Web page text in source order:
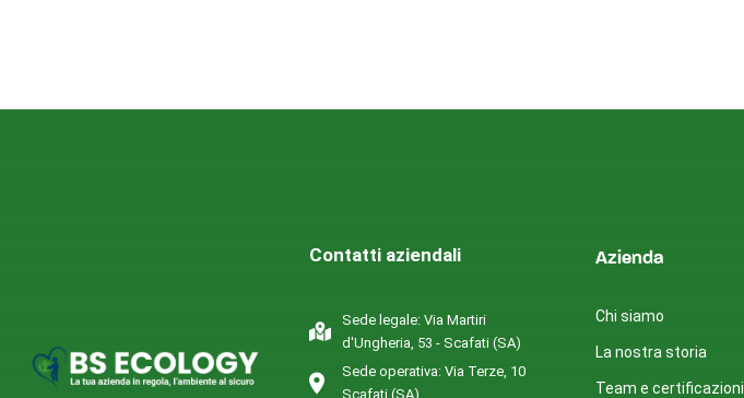
Contatti aziendali
Sede legale: Via Martiri
d'Ungheria, 53 - Scafati (SA)
Sede operativa: Via Terze, 10
Scafati (SA)
Azienda
Chi siamo
La nostra storia
Team e certificazioni